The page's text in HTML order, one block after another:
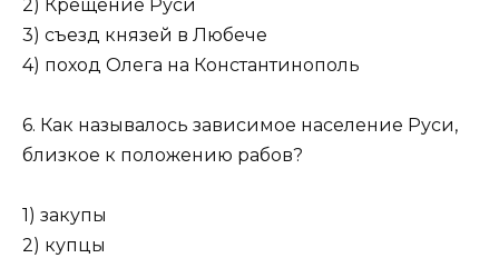
2) Крещение Руси
3) съезд князей в Любече
4) поход Олега на Константинополь
6. Как называлось зависимое население Руси,
близкое к положению рабов?
1) закупы
2) купцы